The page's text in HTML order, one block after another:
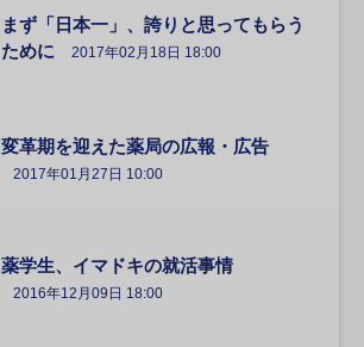
まず「日本一」、誇りと思ってもらう
ために
2017年02月18日 18:00
変革期を迎えた薬局の広報・広告
2017年01月27日 10:00
薬学生、イマドキの就活事情
2016年12月09日 18:00